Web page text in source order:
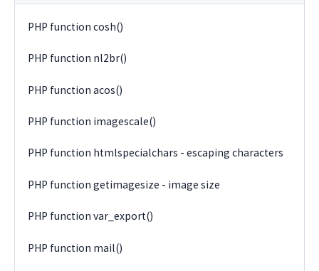
PHP function cosh()
PHP function nl2br()
PHP function acos()
PHP function imagescale()
PHP function htmlspecialchars - escaping characters
PHP function getimagesize - image size
PHP function var_export()
PHP function mail()